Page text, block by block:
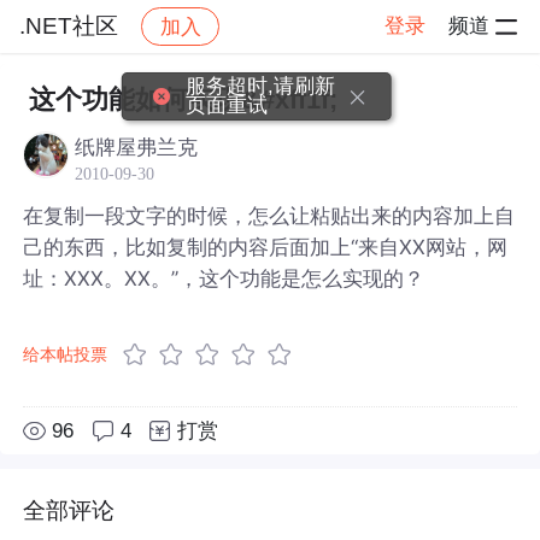
.NET社区 加入 登录 频道
社区 .NET社区 帖子详情
这个功能如何实现&#xff1f;
纸牌屋弗兰克
2010-09-30
在复制一段文字的时候，怎么让粘贴出来的内容加上自
己的东西，比如复制的内容后面加上“来自XX网站，网
址：XXX。XX。”，这个功能是怎么实现的？
给本帖投票
96 4 打赏
全部评论
服务超时,请刷新
页面重试